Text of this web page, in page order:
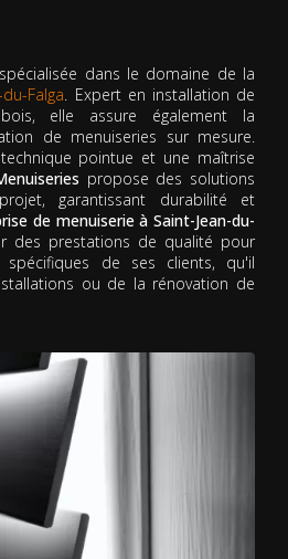
dans le domaine de la
Falga. Expert en installation de
elle assure également la
de menuiseries sur mesure.
pointue et une maîtrise
propose des solutions
garantissant durabilité et
de menuiserie à Saint-Jean-du-
des prestations de qualité pour
de ses clients, qu'il
ou de la rénovation de